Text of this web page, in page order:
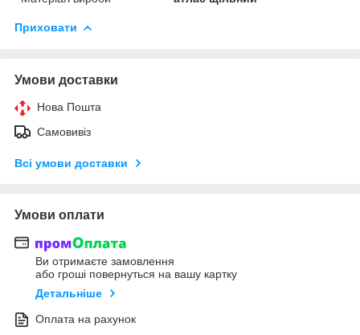
Приховати
Умови доставки
Нова Пошта
Самовивіз
Всі умови доставки
Умови оплати
Ви отримаєте замовлення
або гроші повернуться на вашу картку
Детальніше
Оплата на рахунок